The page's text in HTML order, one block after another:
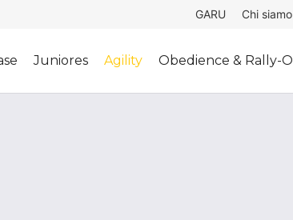
GARU Chi siamo
Juniores Agility Obedience & Rally-O